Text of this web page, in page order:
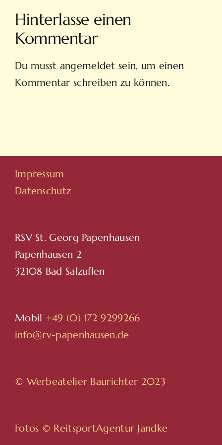
Hinterlasse einen
Kommentar
Du musst angemeldet sein, um einen
Kommentar schreiben zu können.
Impressum
Datenschutz
RSV St. Georg Papenhausen
Papenhausen 2
32108 Bad Salzuflen
Mobil +49 (0) 172 9299266
info@rv-papenhausen.de
© Werbeatelier Baurichter 2023
Fotos © ReitsportAgentur Jandke